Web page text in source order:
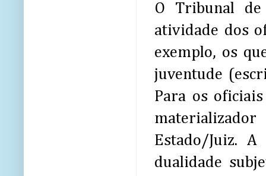
O Tribunal
atividade dos
exemplo, os
juventude
Para os
Estado/Juiz.
dualidade